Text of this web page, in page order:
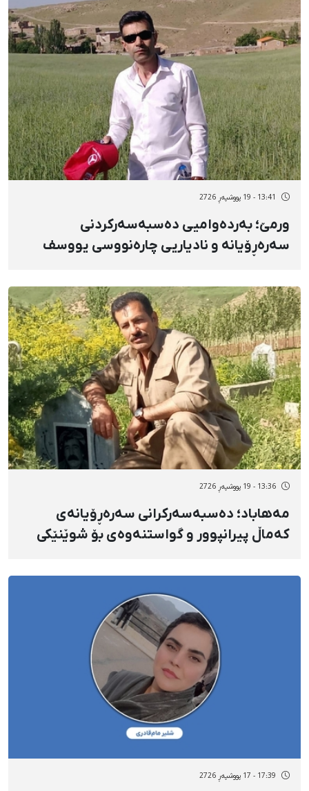
13:41 - 19 پووشپەڕ 2726
ورمێ؛ بەردەوامیی دەسبەسەرکردنی
سەرەڕۆیانە و نادیاریی چارەنووسی یووسف
13:36 - 19 پووشپەڕ 2726
مەهاباد؛ دەسبەسەرکرانی سەرەڕۆیانەی
کەماڵ پیرانپوور و گواستنەوەی بۆ شوێنێکی
17:39 - 17 پووشپەڕ 2726